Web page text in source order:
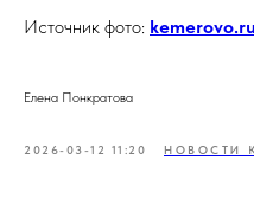
Источник фото: kemerovo.ru
Елена Понкратова
2026-03-12 11:20 НОВОСТИ